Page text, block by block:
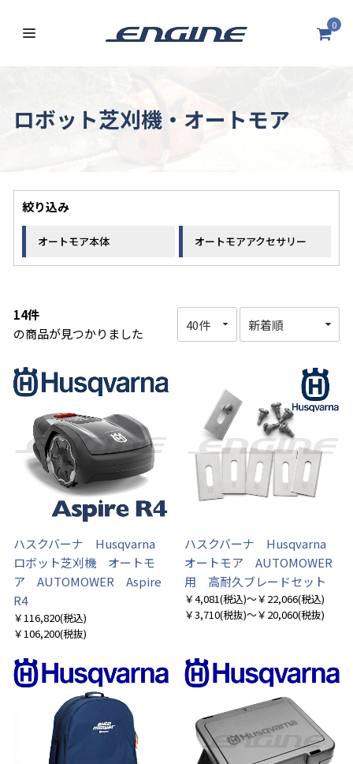
0
ロボット芝刈機・オートモア
絞り込み
オートモア本体 オートモアアクセサリー
14件
の商品が見つかりました
ハスクバーナ Husqvarna
ロボット芝刈機 オートモ
ア AUTOMOWER Aspire
R4
￥116,820(税込)
￥106,200(税抜)
ハスクバーナ Husqvarna
オートモア AUTOMOWER
用 高耐久ブレードセット
￥4,081(税込)～￥22,066(税込)
￥3,710(税抜)～￥20,060(税抜)